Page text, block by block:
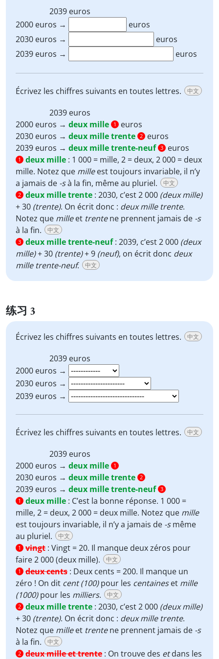
2039 euros
2000 euros →
euros
2030 euros →
euros
2039 euros →
euros
Écrivez les chiffres suivants en toutes lettres. 中文
2039 euros
2000 euros → deux mille 1
euros
2030 euros → deux mille trente 2
euros
2039 euros → deux mille trente-neuf 3 euros
1 deux mille : 1 000 = mille, 2 = deux, 2 000 = deux
mille. Notez que milleest toujours invariable, il n’y
a jamais de -sà la fin, même au pluriel. 中文
2 deux mille trente : 2030, c’est 2 000 (deux mille)
+ 30 (trente). On écrit donc : deux mille trente.
Notez que milleet trentene prennent jamais de -s
à la fin.
中文
3 deux mille trente-neuf: 2039, c’est 2 000 (deux
mille)+ 30 (trente)+ 9 (neuf), on écrit donc deux
mille trente-neuf. 中文
练习 3
Écrivez les chiffres suivants en toutes lettres. 中文
2039 euros
2000 euros →
2030 euros →
2039 euros →
Écrivez les chiffres suivants en toutes lettres. 中文
2039 euros
2000 euros → deux mille 1
2030 euros → deux mille trente 2
2039 euros → deux mille trente-neuf 3
1
deux mille : C’est la bonne réponse. 1 000 =
mille, 2 = deux, 2 000 = deux mille. Notez que mille
est toujours invariable, il n’y a jamais de -smême
au pluriel.
中文
1 vingt : Vingt = 20. Il manque deux zéros pour
faire 2 000 (deux mille).
中文
1 deux cents : Deux cents = 200. Il manque un
zéro ! On dit cent (100)pour les centaineset mille
(1000)pour les milliers. 中文
2 deux mille trente : 2030, c’est 2 000 (deux mille)
+ 30 (trente). On écrit donc : deux mille trente.
Notez que milleet trentene prennent jamais de -s
à la fin.
中文
2 deux mille et trente : On trouve des etdans les